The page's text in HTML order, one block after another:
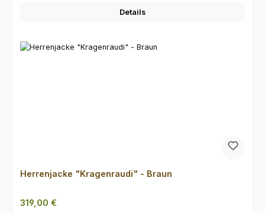
Details
Herrenjacke "Kragenraudi" - Braun
Regulärer Preis:
319,00 €